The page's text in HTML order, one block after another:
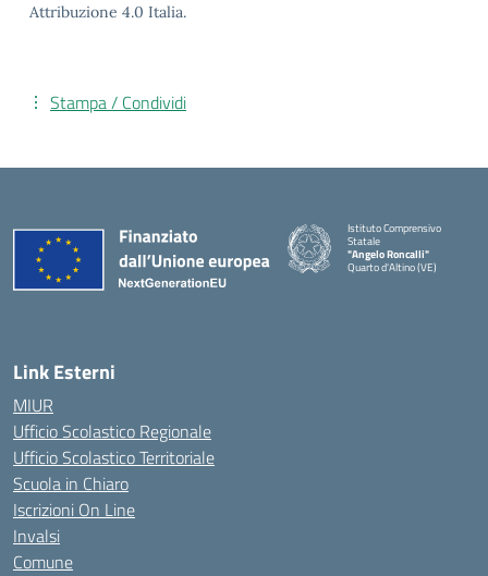
Attribuzione 4.0 Italia.
Stampa / Condividi
Istituto Comprensivo
Statale
"Angelo Roncalli"
Quarto d'Altino (VE)
Link Esterni
MIUR
Ufficio Scolastico Regionale
Ufficio Scolastico Territoriale
Scuola in Chiaro
Iscrizioni On Line
Invalsi
Comune